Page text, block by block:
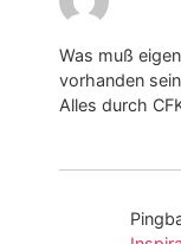
Was muß
vorhanden
Alles durch